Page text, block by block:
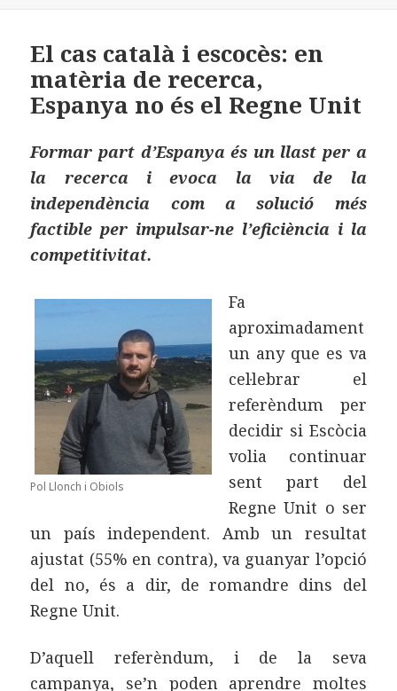
k
ei
x
El cas català i escocès: en
matèria de recerca,
Espanya no és el Regne Unit
Formar part d’Espanya és un llast per a
la recerca i evoca la via de la
independència com a solució més
factible per impulsar-ne l’eficiència i la
competitivitat.
Pol Llonch i Obiols
Fa
aproximadament
un any que es va
cel·lebrar el
referèndum per
decidir si Escòcia
volia continuar
sent part del
Regne Unit o ser
un país independent. Amb un resultat
ajustat (55% en contra), va guanyar l’opció
del no, és a dir, de romandre dins del
Regne Unit.
D’aquell referèndum, i de la seva
campanya, se’n poden aprendre moltes